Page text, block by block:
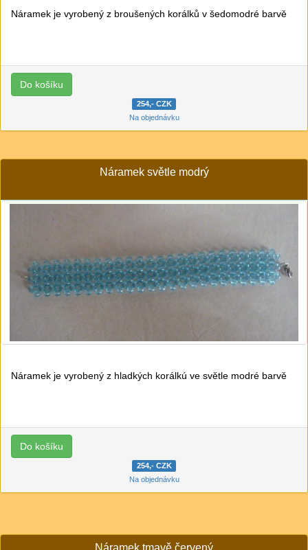
Náramek je vyrobený z broušených korálků v šedomodré barvě
254,- CZK
Na objednávku
Náramek světle modrý
Náramek je vyrobený z hladkých korálkú ve světle modré barvě
254,- CZK
Na objednávku
Náramek tmavě červený